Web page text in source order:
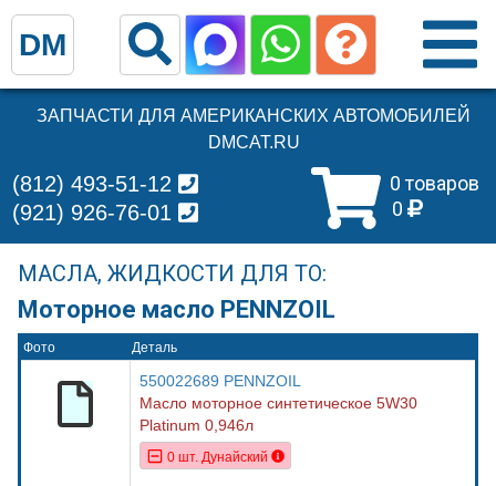
ЗАПЧАСТИ ДЛЯ АМЕРИКАНСКИХ АВТОМОБИЛЕЙ
DMCAT.RU
0 товаров
0
(812) 493-51-12
(921) 926-76-01
МАСЛА, ЖИДКОСТИ ДЛЯ ТО:
Моторное масло PENNZOIL
Фото Деталь
550022689 PENNZOIL
Масло моторное синтетическое 5W30
Platinum 0,946л
0 шт. Дунайский
DM